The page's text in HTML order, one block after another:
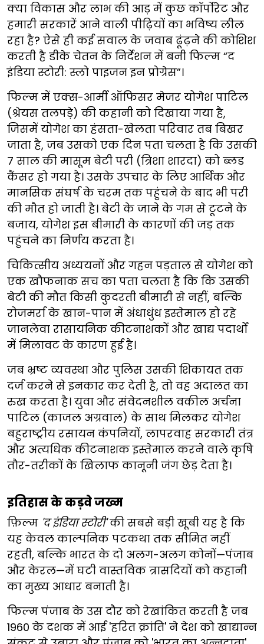
क्या विकास और लाभ की आड़ में कुछ कॉर्पोरेट और
हमारी सरकारें आने वाली पीढ़ियों का भविष्य लील
रहा है? ऐसे ही कई सवाल के जवाब ढूंढ़ने की कोशिश
करती है डीके चेतन के निर्देशन में बनी फिल्म “द
इंडिया स्टोरी: स्लो पाइजन इन प्रोग्रेस”।
फिल्म में एक्स-आर्मी ऑफिसर मेजर योगेश पाटिल
(श्रेयस तलपड़े) की कहानी को दिखाया गया है,
जिसमें योगेश का हंसता-खेलता परिवार तब बिखर
जाता है, जब उसको एक दिन पता चलता है कि उसकी
7 साल की मासूम बेटी परी (त्रिशा शारदा) को ब्लड
कैंसर हो गया है। उसके उपचार के लिए आर्थिक और
मानसिक संघर्ष के चरम तक पहुंचने के बाद भी परी
की मौत हो जाती है। बेटी के जाने के गम से टूटने के
बजाय, योगेश इस बीमारी के कारणों की जड़ तक
पहुंचने का निर्णय करता है।
चिकित्सीय अध्ययनों और गहन पड़ताल से योगेश को
एक खौफनाक सच का पता चलता है कि कि उसकी
बेटी की मौत किसी कुदरती बीमारी से नहीं, बल्कि
रोजमर्रा के खान-पान में अंधाधुंध इस्तेमाल हो रहे
जानलेवा रासायनिक कीटनाशकों और खाद्य पदार्थों
में मिलावट के कारण हुई है।
जब भ्रष्ट व्यवस्था और पुलिस उसकी शिकायत तक
दर्ज करने से इनकार कर देती है, तो वह अदालत का
रुख करता है। युवा और संवेदनशील वकील अर्चना
पाटिल (काजल अग्रवाल) के साथ मिलकर योगेश
बहुराष्ट्रीय रसायन कंपनियों, लापरवाह सरकारी तंत्र
और अत्यधिक कीटनाशक इस्तेमाल करने वाले कृषि
तौर-तरीकों के खिलाफ कानूनी जंग छेड़ देता है।
इतिहास के कड़वे जख्म
फ़िल्म 'द इंडिया स्टोरी'की सबसे बड़ी खूबी यह है कि
यह केवल काल्पनिक पटकथा तक सीमित नहीं
रहती, बल्कि भारत के दो अलग-अलग कोनों—पंजाब
और केरल—में घटी वास्तविक त्रासदियों को कहानी
का मुख्य आधार बनाती है।
फिल्म पंजाब के उस दौर को रेखांकित करती है जब
1960 के दशक में आई 'हरित क्रांति' ने देश को खाद्यान्न